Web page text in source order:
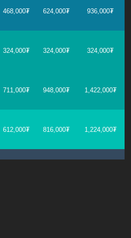
468,000₮ 624,000₮ 936,000₮
324,000₮ 324,000₮ 324,000₮
711,000₮ 948,000₮ 1,422,000₮
612,000₮ 816,000₮ 1,224,000₮